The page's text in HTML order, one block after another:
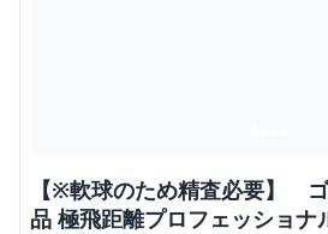
【※軟球のため精査必要】
品 極飛距離プロフェッショナ